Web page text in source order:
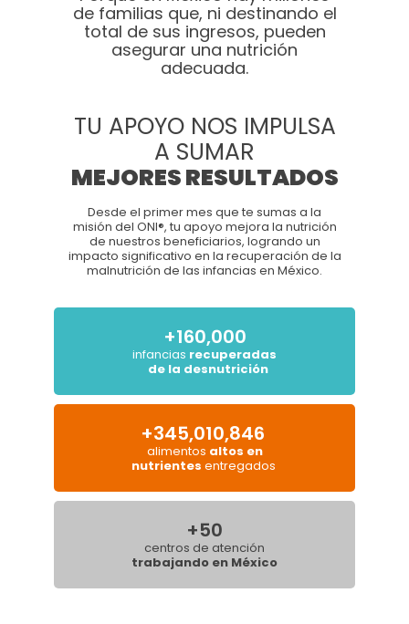
Formas de pago:
Transferencia o depósito bancario
No de cuenta: 0171197509
012320001711975094
Descubre otras maneras de apoyar a la niñez
de familias que, ni destinando el
total de sus ingresos, pueden
asegurar una nutrición
adecuada.
TU APOYO NOS IMPULSA
A SUMAR
MEJORES RESULTADOS
Desde el primer mes que te sumas a la
misión del ONI®, tu apoyo mejora la nutrición
de nuestros beneficiarios, logrando un
impacto significativo en la recuperación de la
malnutrición de las infancias en México.
+160,000
infancias recuperadas
de la desnutrición
+345,010,846
alimentos altos en
nutrientes entregados
+50
centros de atención
trabajando en México